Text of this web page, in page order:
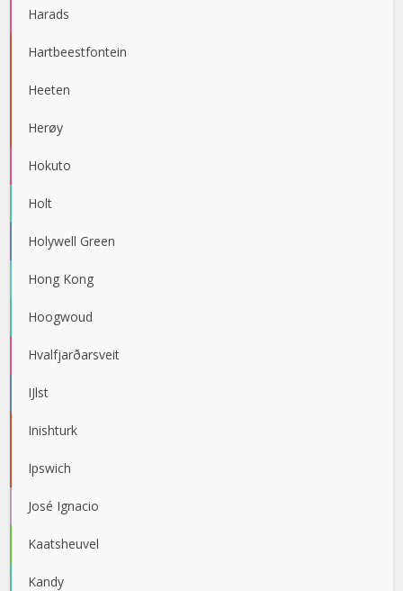
Harads
Hartbeestfontein
Heeten
Herøy
Hokuto
Holt
Holywell Green
Hong Kong
Hoogwoud
Hvalfjarðarsveit
IJlst
Inishturk
Ipswich
José Ignacio
Kaatsheuvel
Kandy